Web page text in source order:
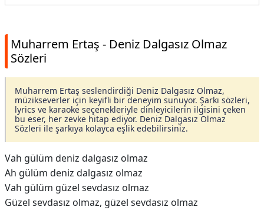
Muharrem Ertaş - Deniz Dalgasız Olmaz
Sözleri
Muharrem Ertaş seslendirdiği Deniz Dalgasız Olmaz,
müzikseverler için keyifli bir deneyim sunuyor. Şarkı sözleri,
lyrics ve karaoke seçenekleriyle dinleyicilerin ilgisini çeken
bu eser, her zevke hitap ediyor. Deniz Dalgasız Olmaz
Sözleri ile şarkıya kolayca eşlik edebilirsiniz.
Vah gülüm deniz dalgasız olmaz
Ah gülüm deniz dalgasız olmaz
Vah gülüm güzel sevdasız olmaz
Güzel sevdasız olmaz, güzel sevdasız olmaz